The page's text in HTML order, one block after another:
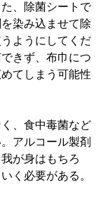
、除菌シートで
染み込ませて除
ようにしてくだ
きず、布巾につ
てしまう可能性
、食中毒菌など
アルコール製剤
が身はもちろ